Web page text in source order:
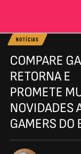
NOTÍCIAS
COMPARE
RETORNA E
PROMETE
NOVIDADES
GAMERS DO